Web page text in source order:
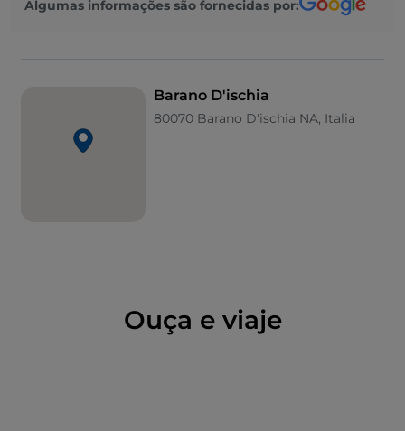
Algumas informações são fornecidas por:
Barano D'ischia
80070 Barano D'ischia NA, Italia
Ouça e viaje